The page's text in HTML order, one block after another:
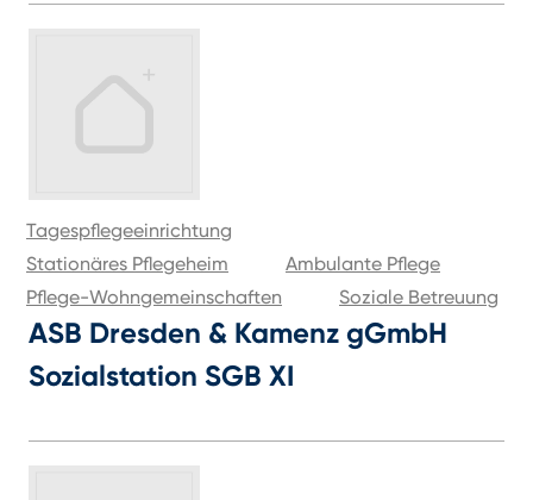
Tagespflegeeinrichtung
Stationäres Pflegeheim
Ambulante Pflege
Pflege-Wohngemeinschaften
Soziale Betreuung
ASB Dresden & Kamenz gGmbH
Sozialstation SGB XI